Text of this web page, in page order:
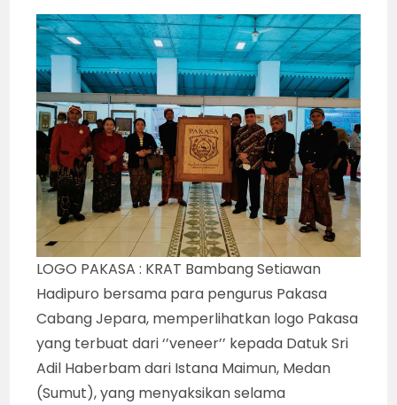
LOGO PAKASA : KRAT Bambang Setiawan
Hadipuro bersama para pengurus Pakasa
Cabang Jepara, memperlihatkan logo Pakasa
yang terbuat dari ‘’veneer’’ kepada Datuk Sri
Adil Haberbam dari Istana Maimun, Medan
(Sumut), yang menyaksikan selama